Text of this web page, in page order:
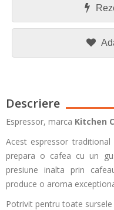
Descriere
Espressor, marca Kitchen
Acest espressor
prepara o cafea cu un
presiune inalta prin
produce o aroma
Potrivit pentru toate